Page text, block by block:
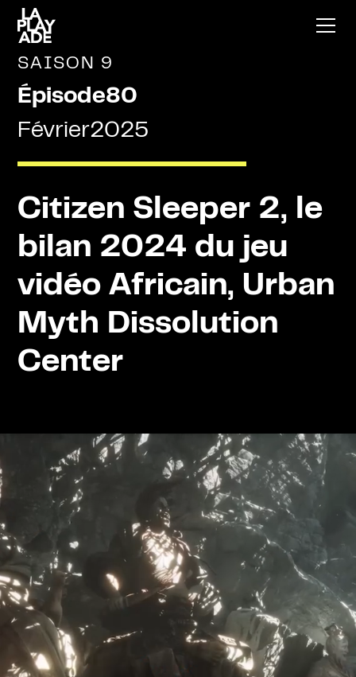
SAISON 9
Épisode80
Février2025
Citizen Sleeper 2, le
bilan 2024 du jeu
vidéo Africain, Urban
Myth Dissolution
Center
Ce mois-ci frissonne à vos oreilles un
épisode de La Playade qui secoue les
dernières neiges de ses branches !
Vlad fait voler les belles cités d’Airborne Empire,
Mickaël part à la découverte de la mythologie chinoise
de Black Myth : Wukong, Bénédicte nous embarque
dans la quête identitaire et spatiale de Citizen Sleeper
2, et Simon résout les mystères d’Urban Myth